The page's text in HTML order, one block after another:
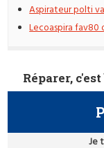
Aspirateur polti
Lecoaspira
Réparer,
Je